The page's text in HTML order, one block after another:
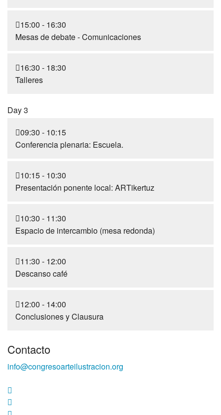
15:00 - 16:30
Mesas de debate - Comunicaciones
16:30 - 18:30
Talleres
Day 3
09:30 - 10:15
Conferencia plenaria: Escuela.
10:15 - 10:30
Presentación ponente local: ARTikertuz
10:30 - 11:30
Espacio de intercambio (mesa redonda)
11:30 - 12:00
Descanso café
12:00 - 14:00
Conclusiones y Clausura
Contacto
info@congresoarteilustracion.org